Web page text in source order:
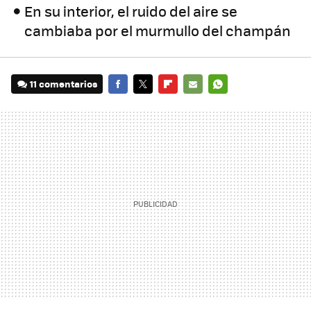
En su interior, el ruido del aire se
cambiaba por el murmullo del champán
11 comentarios
MAIL